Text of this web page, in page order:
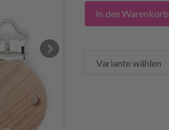
In den Warenkorb